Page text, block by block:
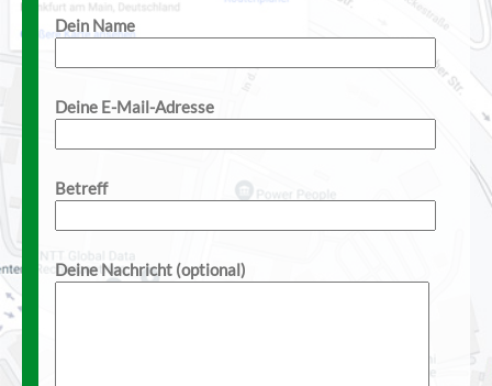
Dein Name
Deine E-Mail-Adresse
Betreff
Deine Nachricht (optional)